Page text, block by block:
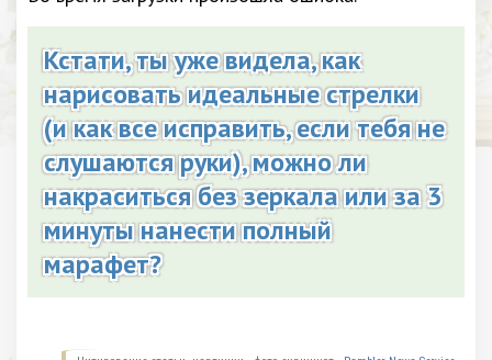
Кстати, ты уже видела, как
нарисовать идеальные стрелки
(и как все исправить, если тебя не
слушаются руки), можно ли
накраситься без зеркала или за 3
минуты нанести полный
марафет?